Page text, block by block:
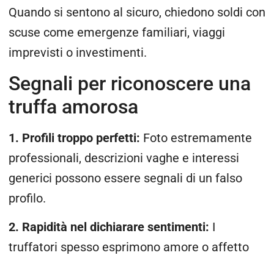
Quando si sentono al sicuro, chiedono soldi con
scuse come emergenze familiari, viaggi
imprevisti o investimenti.
Segnali per riconoscere una
truffa amorosa
1. Profili troppo perfetti: Foto estremamente
professionali, descrizioni vaghe e interessi
generici possono essere segnali di un falso
profilo.
2. Rapidità nel dichiarare sentimenti: I
truffatori spesso esprimono amore o affetto